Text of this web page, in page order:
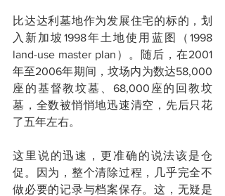
比达达利墓地作为发展住宅的标的，划
入新加坡1998年土地使用蓝图（1998
land-use master plan）。随后，在2001
年至2006年期间，坟场内为数达58,000
座的基督教坟墓、68,000座的回教坟
墓，全数被悄悄地迅速清空，先后只花
了五年左右。
这里说的迅速，更准确的说法该是仓
促。因为，整个清除过程，几乎完全不
做必要的记录与档案保存。这，无疑是